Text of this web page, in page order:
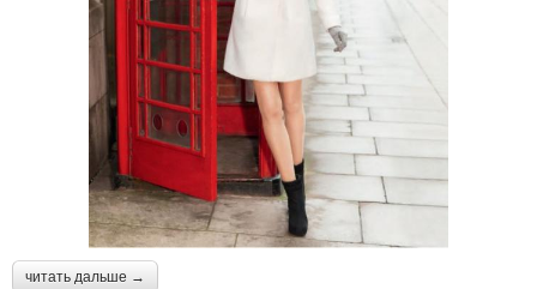
читать дальше →